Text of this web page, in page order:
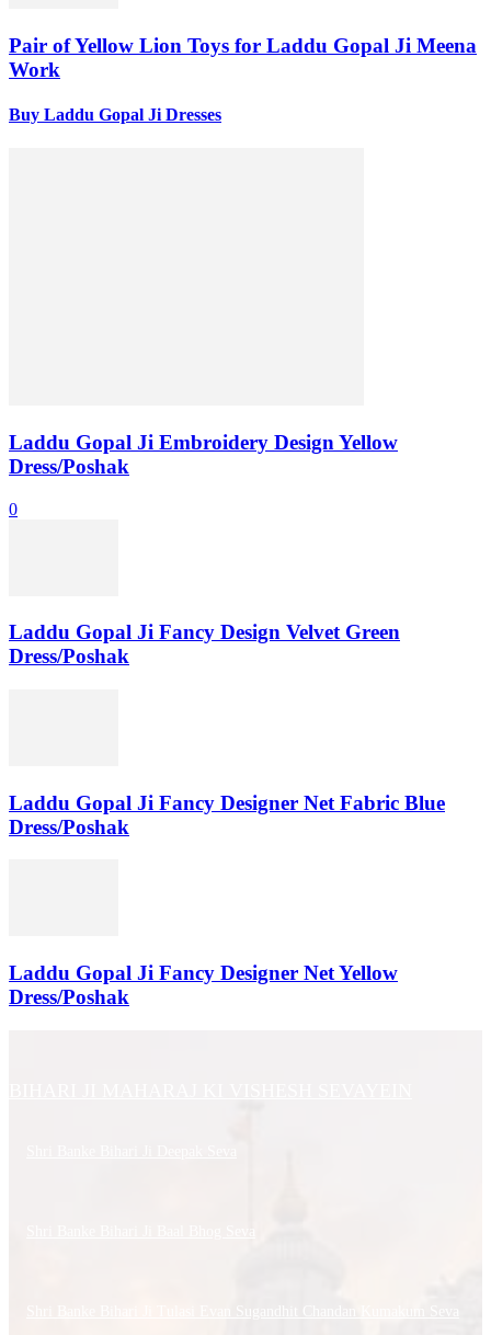
Pair of Yellow Lion Toys for Laddu Gopal Ji Meena
Work
Buy Laddu Gopal Ji Dresses
Laddu Gopal Ji Embroidery Design Yellow
Dress/Poshak
0
Laddu Gopal Ji Fancy Design Velvet Green
Dress/Poshak
Laddu Gopal Ji Fancy Designer Net Fabric Blue
Dress/Poshak
Laddu Gopal Ji Fancy Designer Net Yellow
Dress/Poshak